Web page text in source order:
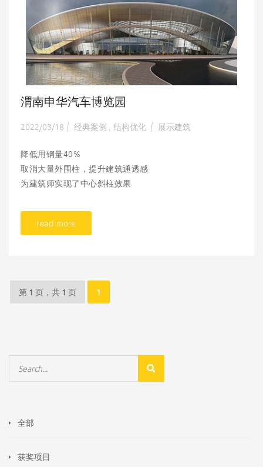
渭南申华汽车博览园
2022/03/18 | 经典案例 结构优化 | 展示建筑
降低用钢量40%
取消大量外围柱，提升建筑通透感
为建筑师实现了中心斜柱效果
read more
第 1 页，共 1 页 1
全部
获奖项目